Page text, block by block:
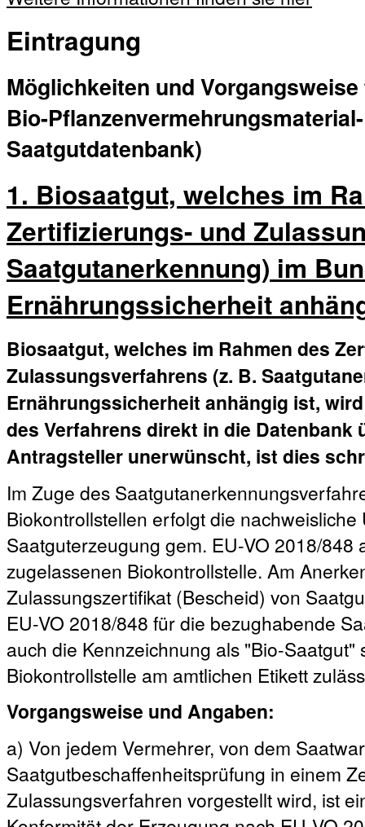
Eintragung
Möglichkeiten und
Bio-
Saatgutdatenbank)
1. Biosaatgut, welches im
Zertifizierungs- und
Saatgutanerkennung) im
Ernährungssicherheit
Biosaatgut, welches im Rahmen des
Zulassungsverfahrens (z. B.
Ernährungssicherheit anhängig ist,
des Verfahrens direkt in die Datenbank
Antragsteller unerwünscht, ist dies
Im Zuge des
Biokontrollstellen erfolgt die
Saatguterzeugung gem. EU-VO 2018/
zugelassenen Biokontrollstelle. Am
Zulassungszertifikat (Bescheid) von
EU-VO 2018/848 für die bezughabende
auch die Kennzeichnung als "Bio-
Biokontrollstelle am amtlichen Etikett
Vorgangsweise und Angaben:
a) Von jedem Vermehrer, von dem
Saatgutbeschaffenheitsprüfung in einem
Zulassungsverfahren vorgestellt wird, ist